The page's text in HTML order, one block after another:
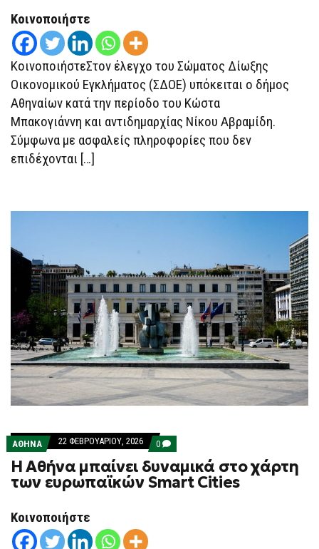
ΜΈΧΡΙ
ΤΗ
ΣΑΛΑΜΊΝΑ
Κοινοποιήστε
ΚοινοποιήστεΣτον έλεγχο του Σώματος Δίωξης
Οικονομικού Εγκλήματος (ΣΔΟΕ) υπόκειται ο δήμος
Αθηναίων κατά την περίοδο του Κώστα
Μπακογιάννη και αντιδημαρχίας Νίκου Αβραμίδη.
Σύμφωνα με ασφαλείς πληροφορίες που δεν
επιδέχονται […]
ΑΘΗΝΑ 22 ΦΕΒΡΟΥΑΡΊΟΥ, 2026 0 COMMENTS
ON
Η
ΑΘΉΝΑ
ΜΠΑΊΝΕΙ
Η Αθήνα μπαίνει δυναμικά στο χάρτη
των ευρωπαϊκών Smart Cities
Κοινοποιήστε